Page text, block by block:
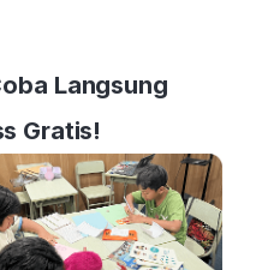
Langsung
Gratis!